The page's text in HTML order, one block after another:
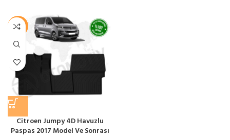
-11%
Citroen Jumpy 4D Havuzlu
Paspas 2017 Model Ve Sonrası